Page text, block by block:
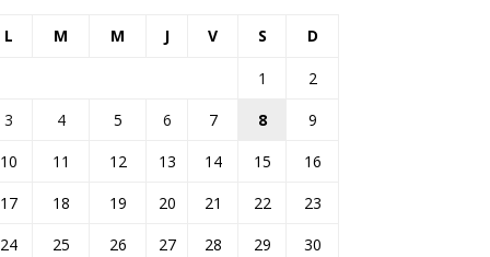
L M M J V S D
1
2
3
4 5 6 7 8
9
10
11 12 13 14 15
16
17
18 19 20 21 22
23
24
25 26 27 28 29
30